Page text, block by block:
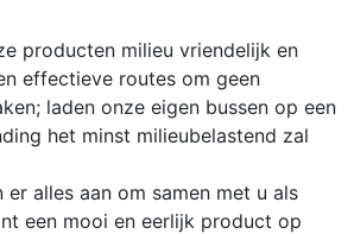
producten milieu vriendelijk en
effectieve routes om geen
laden onze eigen bussen op een
het minst milieubelastend zal
alles aan om samen met u als
een mooi en eerlijk product op